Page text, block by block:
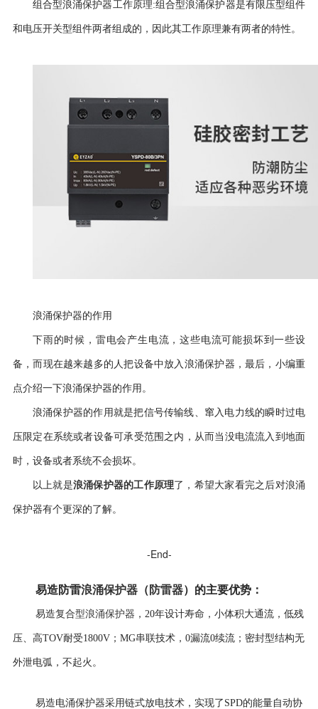
组合型浪涌保护器工作原理:组合型浪涌保护器是有限压型组件
和电压开关型组件两者组成的，因此其工作原理兼有两者的特性。
浪涌保护器的作用
下雨的时候，雷电会产生电流，这些电流可能损坏到一些设
备，而现在越来越多的人把设备中放入浪涌保护器，最后，小编重
点介绍一下浪涌保护器的作用。
浪涌保护器的作用就是把信号传输线、窜入电力线的瞬时过电
压限定在系统或者设备可承受范围之内，从而当没电流流入到地面
时，设备或者系统不会损坏。
以上就是浪涌保护器的工作原理了，希望大家看完之后对浪涌
保护器有个更深的了解。
-End-
易造防雷浪涌保护器（防雷器） 的主要优势：
易造复合型浪涌保护器 ， 20年设计寿命， 小体积大通流，低残
压、高TOV耐受1800V；MG串联技术，0漏流0续流；密封型结构无
外泄电弧，不起火。
易造电涌保护器采用链式放电技术，实现了SPD的能量自动协